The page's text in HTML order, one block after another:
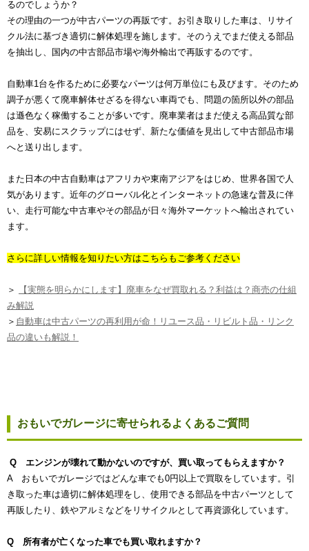
るのでしょうか？
その理由の一つが中古パーツの再販です。お引き取りした車は、リサイ
クル法に基づき適切に解体処理を施します。そのうえでまだ使える部品
を抽出し、国内の中古部品市場や海外輸出で再販するのです。
自動車1台を作るために必要なパーツは何万単位にも及びます。そのため
調子が悪くて廃車解体せざるを得ない車両でも、問題の箇所以外の部品
は遜色なく稼働することが多いです。廃車業者はまだ使える高品質な部
品を、安易にスクラップにはせず、新たな価値を見出して中古部品市場
へと送り出します。
また日本の中古自動車はアフリカや東南アジアをはじめ、世界各国で人
気があります。近年のグローバル化とインターネットの急速な普及に伴
い、走行可能な中古車やその部品が日々海外マーケットへ輸出されてい
ます。
さらに詳しい情報を知りたい方はこちらもご参考ください
＞
【実態を明らかにします】廃車をなぜ買取れる？利益は？商売の仕組
み解説
＞ 自動車は中古パーツの再利用が命！リユース品・リビルト品・リンク
品の違いも解説！
おもいでガレージに寄せられるよくあるご質問
Q エンジンが壊れて動かないのですが、買い取ってもらえますか？
A おもいでガレージではどんな車でも0円以上で買取をしています。引
き取った車は適切に解体処理をし、使用できる部品を中古パーツとして
再販したり、鉄やアルミなどをリサイクルとして再資源化しています。
Q 所有者が亡くなった車でも買い取れますか？